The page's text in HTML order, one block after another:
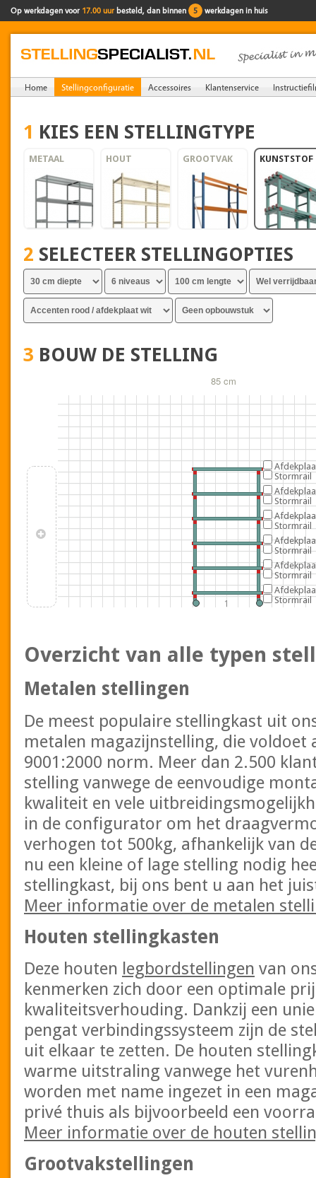
Op werkdagen voor 17.00 uur besteld, dan binnen 5 werkdagen in huis
Home Stellingconfiguratie Accessoires Klantenservice
1 KIES EEN STELLINGTYPE
METAAL HOUT GROOTVAK KUNSTSTOF
2 SELECTEER STELLINGOPTIES
3 BOUW DE STELLING
85 cm
1
Stormrail
Stormrail
Stormrail
Stormrail
Stormrail
Stormrail
Overzicht van alle typen
Metalen stellingen
De meest populaire stellingkast uit
metalen magazijnstelling, die voldoet
9001:2000 norm. Meer dan 2.500
stelling vanwege de eenvoudige
kwaliteit en vele
in de configurator om het
verhogen tot 500kg, afhankelijk van
nu een kleine of lage stelling nodig
stellingkast, bij ons bent u aan het
Meer informatie over de metalen
Houten stellingkasten
Deze houten legbordstellingen van
kenmerken zich door een optimale
kwaliteitsverhouding. Dankzij een
pengat verbindingssysteem zijn de
uit elkaar te zetten. De houten
warme uitstraling vanwege het
worden met name ingezet in een
privé thuis als bijvoorbeeld een
Meer informatie over de houten
Grootvakstellingen